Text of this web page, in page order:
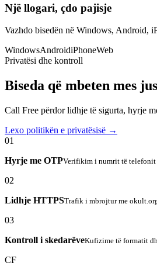
Një llogari, çdo pajisje
Vazhdo bisedën në Windows, Android,
WindowsAndroidiPhoneWeb
Privatësi dhe kontroll
Biseda që mbeten mes
Call Free përdor lidhje të sigurta, hyrje
Lexo politikën e privatësisë →
01
Hyrje me OTPVerifikim i numrit të telefonit
02
Lidhje HTTPSTrafik i mbrojtur me
03
Kontroll i skedarëveKufizime të formatit
CF